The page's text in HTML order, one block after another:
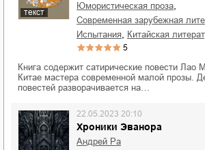
текст
юмористическая проза
современная зарубежная
испытания китайская
5
Книга содержит сатирические повести Лао
Китае мастера современной малой прозы.
повестей разворачивается на…
Хроники Эванора
22.05.2023 20:10
Андрей Ра